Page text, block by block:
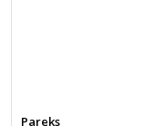
Pareks